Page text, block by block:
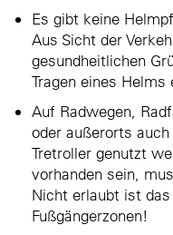
Es gibt keine
Aus Sicht der
gesundheitlichen
Tragen eines Helms
Auf Radwegen,
oder außerorts
Tretroller genutzt
vorhanden sein,
Nicht erlaubt ist
Fußgängerzonen!